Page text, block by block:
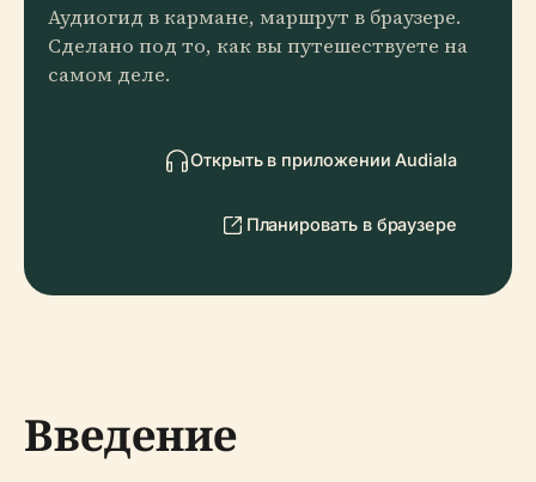
Аудиогид в кармане, маршрут в браузере.
Сделано под то, как вы путешествуете на
самом деле.
Открыть в приложении Audiala
Планировать в браузере
Введение